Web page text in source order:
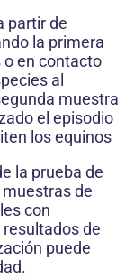
partir de
la primera
en contacto
al
muestra
el episodio
los equinos
la prueba de
de
con
de
puede